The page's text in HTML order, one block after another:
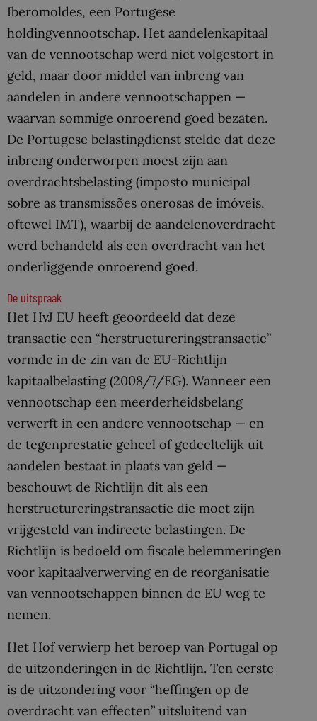
Iberomoldes, een Portugese
holdingvennootschap. Het aandelenkapitaal
van de vennootschap werd niet volgestort in
geld, maar door middel van inbreng van
aandelen in andere vennootschappen —
waarvan sommige onroerend goed bezaten.
De Portugese belastingdienst stelde dat deze
inbreng onderworpen moest zijn aan
overdrachtsbelasting (imposto municipal
sobre as transmissões onerosas de imóveis,
oftewel IMT), waarbij de aandelenoverdracht
werd behandeld als een overdracht van het
onderliggende onroerend goed.
De uitspraak
Het HvJ EU heeft geoordeeld dat deze
transactie een “herstructureringstransactie”
vormde in de zin van de EU-Richtlijn
kapitaalbelasting (2008/7/EG). Wanneer een
vennootschap een meerderheidsbelang
verwerft in een andere vennootschap — en
de tegenprestatie geheel of gedeeltelijk uit
aandelen bestaat in plaats van geld —
beschouwt de Richtlijn dit als een
herstructureringstransactie die moet zijn
vrijgesteld van indirecte belastingen. De
Richtlijn is bedoeld om fiscale belemmeringen
voor kapitaalverwerving en de reorganisatie
van vennootschappen binnen de EU weg te
nemen.
Het Hof verwierp het beroep van Portugal op
de uitzonderingen in de Richtlijn. Ten eerste
is de uitzondering voor “heffingen op de
overdracht van effecten” uitsluitend van